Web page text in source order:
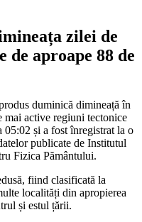
zilei de
de aproape 88 de
mai active regiuni tectonice
și a fost înregistrat la o
publicate de Institutul
Fizica Pământului.
fiind clasificată la
localități din apropierea
și estul țării.